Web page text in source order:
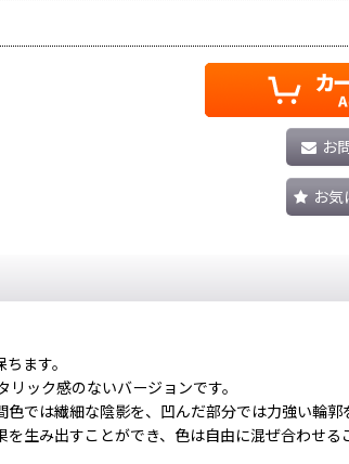
お
お
ます。
ック感のないバージョンです。
では繊細な陰影を、凹んだ部分では力強い輪郭
生み出すことができ、色は自由に混ぜ合わせる